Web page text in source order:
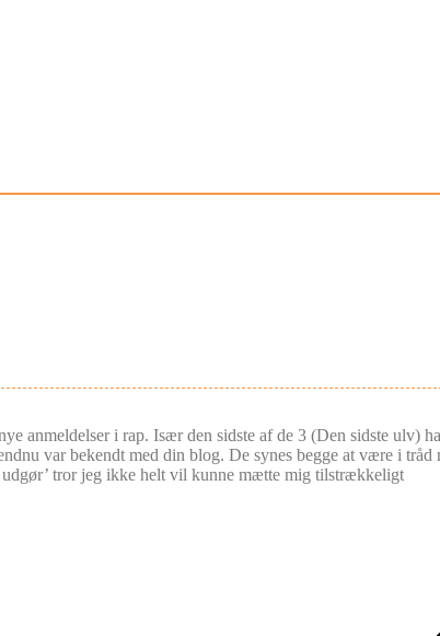
anmeldelser i rap. Især den sidste af de 3 (Den sidste ulv)
var bekendt med din blog. De synes begge at være i
udgør’ tror jeg ikke helt vil kunne mætte mig tilstrækkeligt